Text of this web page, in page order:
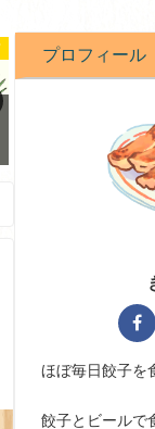
プロフィール
ほぼ毎日餃子を
餃子とビールで